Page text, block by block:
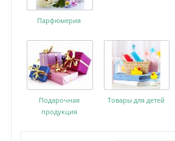
Парфюмерия
Подарочная
продукция
Товары для детей